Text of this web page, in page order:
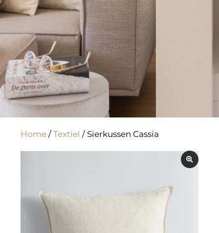
Home /Textiel / Sierkussen Cassia